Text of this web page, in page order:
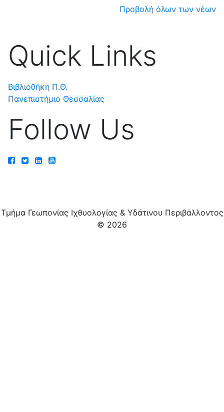
Προβολή όλων των νέων
Quick Links
Βιβλιοθήκη Π.Θ.
Πανεπιστήμιο Θεσσαλίας
Follow Us
Τμήμα Γεωπονίας Ιχθυολογίας & Υδάτινου Περιβάλλοντος
© 2026